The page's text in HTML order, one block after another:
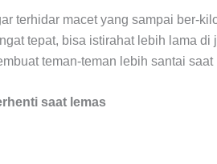
terhidar macet yang sampai ber-
tepat, bisa istirahat lebih lama
teman-teman lebih santai saat
saat lemas